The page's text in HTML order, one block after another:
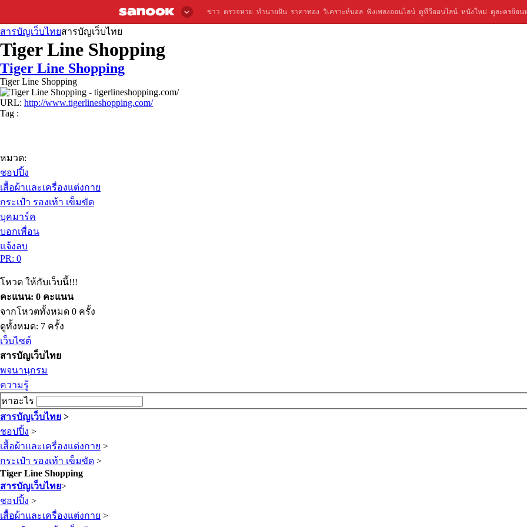
ข่าว ตรวจหวย ทำนายฝัน ราคาทอง วิเคราะห์บอล ฟังเพลงออนไลน์ ดูทีวีออนไลน์ หนังใหม่ ดูละครย้อน
สารบัญเว็บไทยสารบัญเว็บไทย
Tiger Line Shopping
Tiger Line Shopping
Tiger Line Shopping
URL: http://www.tigerlineshopping.com/
Tag :
หมวด:
ชอปปิ้ง
เสื้อผ้าและเครื่องแต่งกาย
กระเป๋า รองเท้า เข็มขัด
บุคมาร์ค
บอกเพื่อน
แจ้งลบ
PR: 0
โหวต ให้กับเว็บนี้!!!
คะแนน: 0 คะแนน
จากโหวตทั้งหมด 0 ครั้ง
ดูทั้งหมด: 7 ครั้ง
เว็บไซต์
สารบัญเว็บไทย
พจนานุกรม
ความรู้
หาอะไร
สารบัญเว็บไทย >
ชอปปิ้ง >
เสื้อผ้าและเครื่องแต่งกาย >
กระเป๋า รองเท้า เข็มขัด >
Tiger Line Shopping
สารบัญเว็บไทย>
ชอปปิ้ง >
เสื้อผ้าและเครื่องแต่งกาย >